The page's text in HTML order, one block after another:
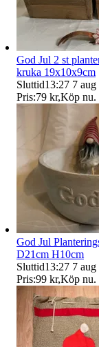
God Jul 2 st
kruka 19x10x9cm
Sluttid13:27 7
Pris:79 kr,Köp nu.
God Jul
D21cm H10cm
Sluttid13:27 7
Pris:99 kr,Köp nu.